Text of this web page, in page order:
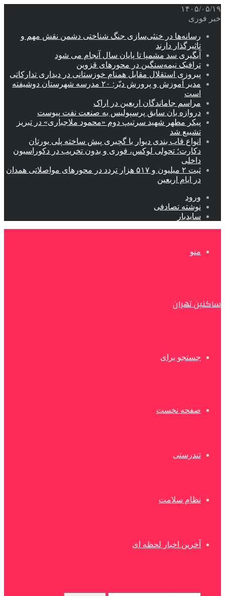
۱۴۰۵/۰۵/۱۹
خبر فوری
رسانه‌ها در خنثی‌سازی جنگ شناختی دشمن نقش‌ مهم و
تاثیرگذار دارند
آبگیری سد مشمپا تا پایان سال آنجام می شود
ترافیک نیمه‌سنگین در محورهای قزوین
پیروزی استقلال مقابل همنام خوزستانی در دیداری تدارکاتی
مدیر آموزش و پرورش دیّر: ۲۰ مدرسه شهرستان دوشیفته
است
مراسم جاماندگان اربعین در اراک
دروازه بان سابق پرسپولیس به صنعت نفت پیوست
پیکر مطهر شهید سرتیپ دوم «محمود ملاجباری» در تبریز
تشییع شد
انواع قاب بندی دیوار با گچبری پیش ساخته پلی یورتان
دکارت؛ تحولی لوکس، فوری و بدون تخریب در دکوراسیون
داخلی
ثبت ۲ میلیون و ۵۱۷ هزار تردد در محورهای مواصلاتی همدان
در ایام اربعین
ورود
نوشته تصادفی
سایدبار
منو
ساکنین تهران
جستجو برای
صفحه نخست
تندرستی
نظام سلامت
آخرین اخبار لحظه ای